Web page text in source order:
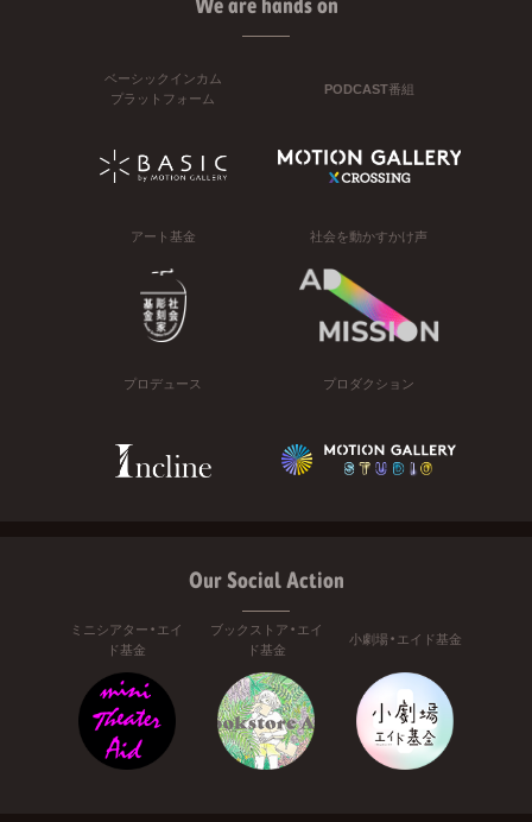
ベーシックインカム
プラットフォーム
PODCAST番組
アート基金 社会を動かすかけ声
プロデュース プロダクション
Our Social Action
ミニシアター・エイ
ド基金
ブックストア・エイ
ド基金
小劇場・エイド基金